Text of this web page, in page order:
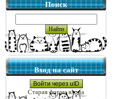
Поиск
Вход на сайт
Войти через uID
Старая форма входа